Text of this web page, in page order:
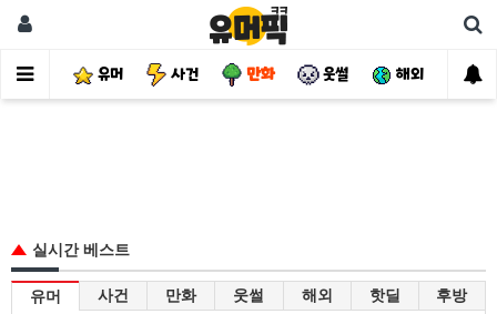
유머 사건 만화 웃썰 해외 핫
실시간 베스트
유머 사건 만화 웃썰 해외 핫딜 후방